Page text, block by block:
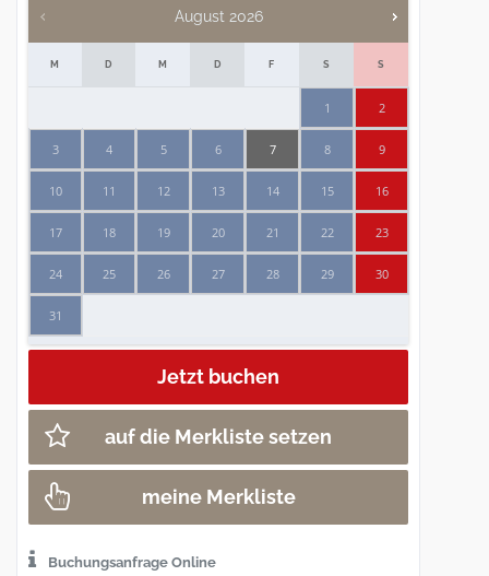
August 2026
M D M D F S S
1 2
3 4 5 6 7 8 9
10 11 12 13 14 15 16
17 18 19 20 21 22 23
24 25 26 27 28 29 30
31
auf die Merkliste setzen
meine Merkliste
Buchungsanfrage Online